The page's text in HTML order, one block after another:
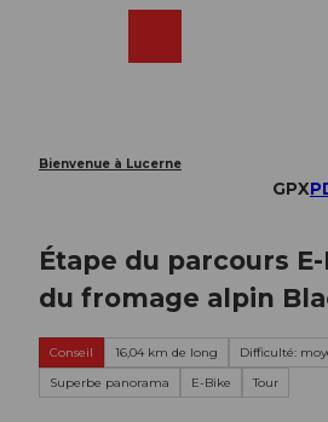
Bienvenue à Lucerne
GPX
Étape du parcours
du fromage alpin
Conseil 16,04 km de long Difficulté:
Superbe panorama
E-Bike Tour